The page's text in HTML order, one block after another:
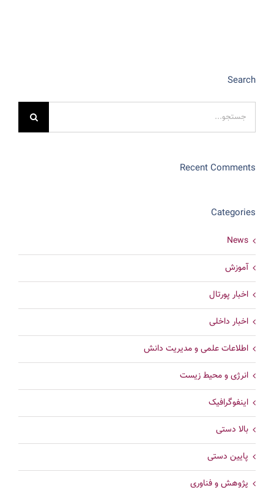
Search
برای:
Recent Comments
Categories
News
آموزش
اخبار پورتال
اخبار داخلی
اطلاعات علمی و مدیریت دانش
انرژی و محیط زیست
اینفوگرافیک
بالا دستی
پایین دستی
پژوهش و فناوری